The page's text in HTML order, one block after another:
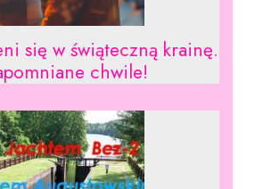
się w świąteczną krainę.
chwile!